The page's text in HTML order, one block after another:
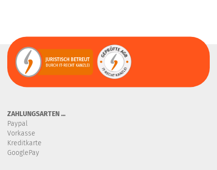
ZAHLUNGSARTEN ...
Paypal
Vorkasse
Kreditkarte
GooglePay